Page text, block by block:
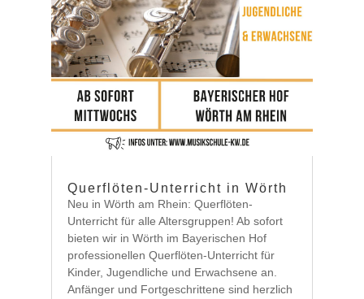
Querflöten-Unterricht in Wörth
Neu in Wörth am Rhein: Querflöten-
Unterricht für alle Altersgruppen! Ab sofort
bieten wir in Wörth im Bayerischen Hof
professionellen Querflöten-Unterricht für
Kinder, Jugendliche und Erwachsene an.
Anfänger und Fortgeschrittene sind herzlich